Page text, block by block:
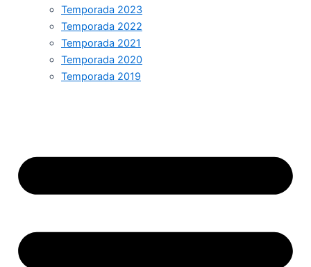
Temporada 2023
Temporada 2022
Temporada 2021
Temporada 2020
Temporada 2019